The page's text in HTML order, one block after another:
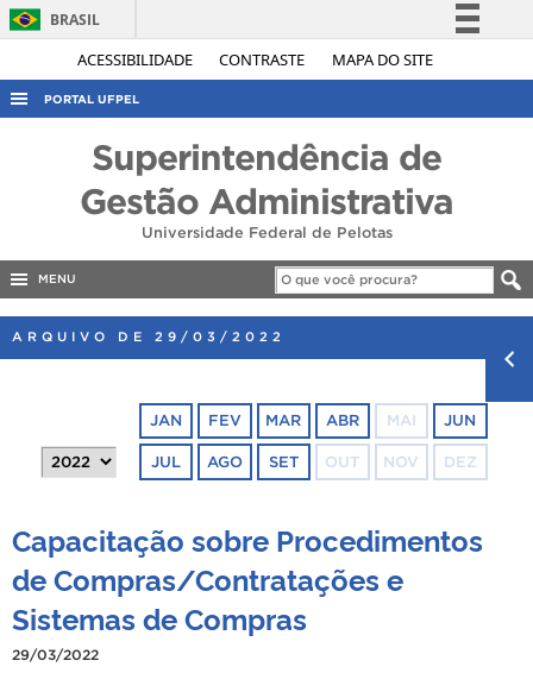
ACESSIBILIDADE CONTRASTE MAPA DO SITE
BRASIL
Simplifique!
Acesso à informação
Legislação
Canais
PORTAL UFPEL
CONCURSOS
EDITAIS
INTERNACIONAL
TELEFONES
Superintendência de
Gestão Administrativa
Universidade Federal de Pelotas
MENU
ARQUIVO DE 29/03/2022
JAN FEV MAR ABR MAI JUN
JUL AGO SET OUT NOV DEZ
Capacitação sobre Procedimentos
de Compras/Contratações e
Sistemas de Compras
29/03/2022